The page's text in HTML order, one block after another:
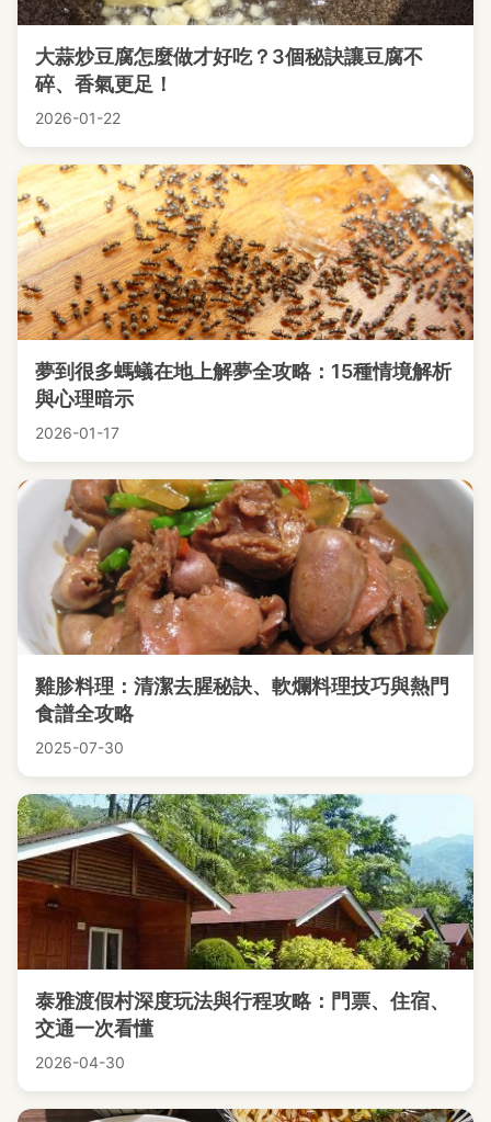
大蒜炒豆腐怎麼做才好吃？3個秘訣讓豆腐不
碎、香氣更足！
2026-01-22
夢到很多螞蟻在地上解夢全攻略：15種情境解析
與心理暗示
2026-01-17
雞胗料理：清潔去腥秘訣、軟爛料理技巧與熱門
食譜全攻略
2025-07-30
泰雅渡假村深度玩法與行程攻略：門票、住宿、
交通一次看懂
2026-04-30